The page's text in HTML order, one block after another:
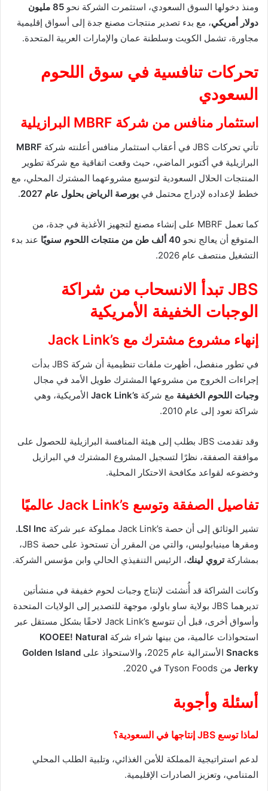
ومنذ دخولها السوق السعودي، استثمرت الشركة نحو
85 مليون
دولار أمريكي، مع بدء تصدير منتجات مصنع جدة إلى أسواق إقليمية
مجاورة، تشمل الكويت وسلطنة عمان والإمارات العربية المتحدة.
تحركات تنافسية في سوق اللحوم
السعودي
استثمار منافس من شركة MBRF البرازيلية
تأتي تحركات JBS في أعقاب استثمار منافس أعلنته شركة
MBRF
البرازيلية في أكتوبر الماضي، حيث وقعت اتفاقية مع شركة تطوير
المنتجات الحلال السعودية لتوسيع مشروعهما المشترك المحلي، مع
خطط لإعداده لإدراج محتمل في بورصة الرياض بحلول عام 2027 .
كما تعمل MBRF على إنشاء مصنع لتجهيز الأغذية في جدة، من
المتوقع أن يعالج نحو 40 ألف طن من منتجات اللحوم سنويًا
عند بدء
التشغيل منتصف عام 2026.
JBS تبدأ الانسحاب من شراكة
الوجبات الخفيفة الأمريكية
إنهاء مشروع مشترك مع Jack Link’s
في تطور منفصل، أظهرت ملفات تنظيمية أن شركة JBS بدأت
إجراءات الخروج من مشروعها المشترك طويل الأمد في مجال
وجبات اللحوم الخفيفة مع شركة Jack Link’s الأمريكية، وهي
شراكة تعود إلى عام 2010.
وقد تقدمت JBS بطلب إلى هيئة المنافسة البرازيلية للحصول على
موافقة الصفقة، نظرًا لتسجيل المشروع المشترك في البرازيل
وخضوعه لقواعد مكافحة الاحتكار المحلية.
تفاصيل الصفقة وتوسع Jack Link’s عالميًا
تشير الوثائق إلى أن حصة Jack Link’s مملوكة عبر شركة
LSI Inc.
ومقرها مينيابوليس، والتي من المقرر أن تستحوذ على حصة JBS،
بمشاركةتروي لينك، الرئيس التنفيذي الحالي وابن مؤسس الشركة.
وكانت الشراكة قد أُنشئت لإنتاج وجبات لحوم خفيفة في منشأتين
تديرهما JBS بولاية ساو باولو، موجهة للتصدير إلى الولايات المتحدة
وأسواق أخرى، قبل أن تتوسع Jack Link’s لاحقًا بشكل مستقل عبر
استحواذات عالمية، من بينها شراء شركة KOOEE! Natural
Snacks الأسترالية عام 2025، والاستحواذ على
Golden Island
Jerky من Tyson Foods في 2020.
أسئلة وأجوبة
لماذا توسع JBS إنتاجها في السعودية؟
لدعم استراتيجية المملكة للأمن الغذائي، وتلبية الطلب المحلي
المتنامي، وتعزيز الصادرات الإقليمية.